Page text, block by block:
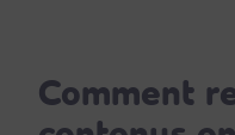
Comment